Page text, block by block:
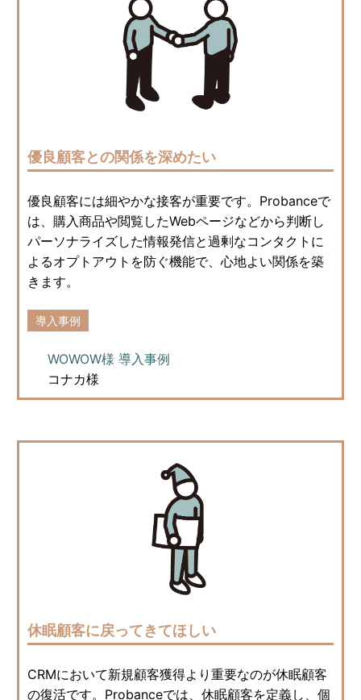
優良顧客との関係を深めたい
優良顧客には細やかな接客が重要です。Probanceで
は、購入商品や閲覧したWebページなどから判断し
パーソナライズした情報発信と過剰なコンタクトに
よるオプトアウトを防ぐ機能で、心地よい関係を築
きます。
導入事例
WOWOW様 導入事例
コナカ様
休眠顧客に戻ってきてほしい
CRMにおいて新規顧客獲得より重要なのが休眠顧客
の復活です。Probanceでは、休眠顧客を定義し、個